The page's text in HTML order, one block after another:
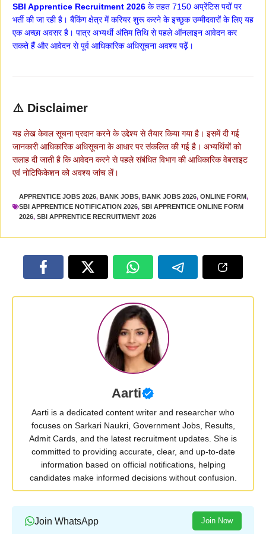
SBI Apprentice Recruitment 2026 के तहत 7150 अप्रेंटिस पदों पर
भर्ती की जा रही है। बैंकिंग क्षेत्र में करियर शुरू करने के इच्छुक उम्मीदवारों के लिए यह
एक अच्छा अवसर है। पात्र अभ्यर्थी अंतिम तिथि से पहले ऑनलाइन आवेदन कर
सकते हैं और आवेदन से पूर्व आधिकारिक अधिसूचना अवश्य पढ़ें।
⚠️ Disclaimer
यह लेख केवल सूचना प्रदान करने के उद्देश्य से तैयार किया गया है। इसमें दी गई
जानकारी आधिकारिक अधिसूचना के आधार पर संकलित की गई है। अभ्यर्थियों को
सलाह दी जाती है कि आवेदन करने से पहले संबंधित विभाग की आधिकारिक वेबसाइट
एवं नोटिफिकेशन को अवश्य जांच लें।
APPRENTICE JOBS 2026, BANK JOBS, BANK JOBS 2026, ONLINE FORM,
SBI APPRENTICE NOTIFICATION 2026, SBI APPRENTICE ONLINE FORM
2026, SBI APPRENTICE RECRUITMENT 2026
Aarti
Aarti is a dedicated content writer and researcher who
focuses on Sarkari Naukri, Government Jobs, Results,
Admit Cards, and the latest recruitment updates. She is
committed to providing accurate, clear, and up-to-date
information based on official notifications, helping
candidates make informed decisions without confusion.
Join WhatsApp Join Now